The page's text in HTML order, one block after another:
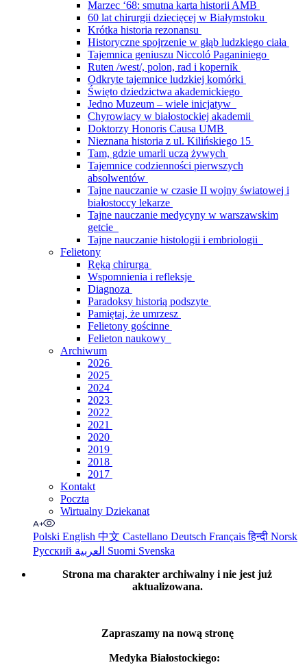
Marzec ‘68: smutna karta historii AMB
60 lat chirurgii dziecięcej w Białymstoku
Krótka historia rezonansu
Historyczne spojrzenie w głąb ludzkiego ciała
Tajemnica geniuszu Niccoló Paganiniego
Ruten /west/, polon, rad i kopernik
Odkryte tajemnice ludzkiej komórki
Święto dziedzictwa akademickiego
Jedno Muzeum – wiele inicjatyw
Chyrowiacy w białostockiej akademii
Doktorzy Honoris Causa UMB
Nieznana historia z ul. Kilińskiego 15
Tam, gdzie umarli uczą żywych
Tajemnice codzienności pierwszych
absolwentów
Tajne nauczanie w czasie II wojny światowej i
białostoccy lekarze
Tajne nauczanie medycyny w warszawskim
getcie
Tajne nauczanie histologii i embriologii
Felietony
Ręką chirurga
Wspomnienia i refleksje
Diagnoza
Paradoksy historią podszyte
Pamiętaj, że umrzesz
Felietony gościnne
Felieton naukowy
Archiwum
2026
2025
2024
2023
2022
2021
2020
2019
2018
2017
Kontakt
Poczta
Wirtualny Dziekanat
Polski English 中文 Castellano Deutsch Françaisहिन्दी Norsk
Русский
Suomi Svenska
Strona ma charakter archiwalny i nie jest już
aktualizowana.
Zapraszamy na nową stronę
Medyka Białostockiego: